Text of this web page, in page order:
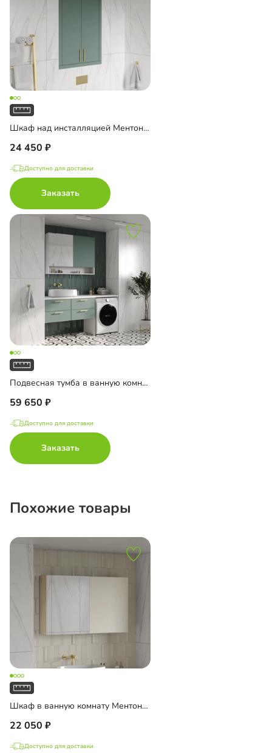
Шкаф над инсталляцией Ментон-3
24 450
Доступно для доставки
Заказать
Подвесная тумба в ванную комнату Ментон-3
59 650
Доступно для доставки
Заказать
Похожие товары
Шкаф в ванную комнату Ментон-2 подвесной с зеркалом
22 050
Доступно для доставки